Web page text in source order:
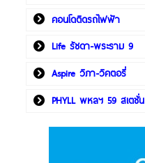
คอนโดติดรถไฟฟ้า
Life รัชดา-พระราม 9
Aspire วิภา-วิคตอรี่
PHYLL พหลฯ 59 สเตชั่น